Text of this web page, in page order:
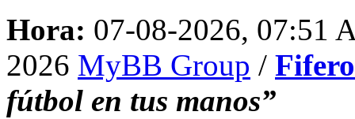
Hora: 07-08-2026, 07:51
2026 MyBB Group /
fútbol en tus manos”